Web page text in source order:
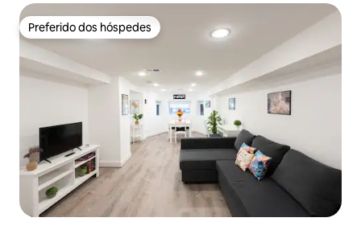
Preferido dos hóspedes
Preferido dos hóspedes